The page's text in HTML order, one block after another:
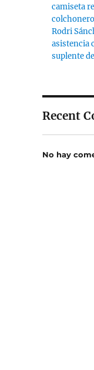
camiseta
Rodri
asistencia
suplente
Recent
No hay